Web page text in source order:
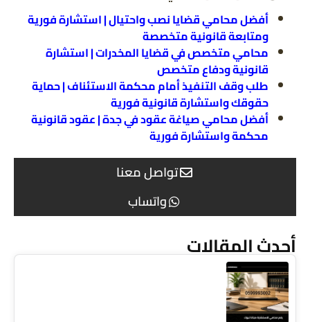
تواصل معنا
واتساب
أحدث المقالات
أفضل محامي قضايا نصب واحتيال | استشارة فورية
ومتابعة قانونية متخصصة
محامي متخصص في قضايا المخدرات | استشارة
قانونية ودفاع متخصص
طلب وقف التنفيذ أمام محكمة الاستئناف | حماية
حقوقك واستشارة قانونية فورية
أفضل محامي صياغة عقود في جدة | عقود قانونية
محكمة واستشارة فورية